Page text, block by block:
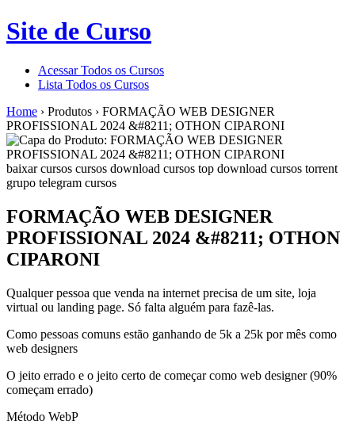
Site de Curso
Acessar Todos os Cursos
Lista Todos os Cursos
Home › Produtos › FORMAÇÃO WEB DESIGNER
PROFISSIONAL 2024 &#8211; OTHON CIPARONI
baixar cursos cursos download cursos top download cursos torrent
grupo telegram cursos
FORMAÇÃO WEB DESIGNER
PROFISSIONAL 2024 &#8211; OTHON
CIPARONI
Qualquer pessoa que venda na internet precisa de um site, loja
virtual ou landing page. Só falta alguém para fazê-las.
Como pessoas comuns estão ganhando de 5k a 25k por mês como
web designers
O jeito errado e o jeito certo de começar como web designer (90%
começam errado)
Método WebP